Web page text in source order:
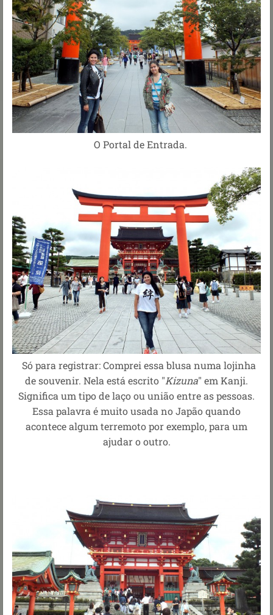
O Portal de Entrada.
Só para registrar: Comprei essa blusa numa lojinha
de souvenir. Nela está escrito "Kizuna" em Kanji.
Significa um tipo de laço ou união entre as pessoas.
Essa palavra é muito usada no Japão quando
acontece algum terremoto por exemplo, para um
ajudar o outro.